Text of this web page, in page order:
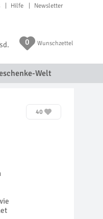
Hilfe Newsletter
0 Wunschzettel
Welt
40